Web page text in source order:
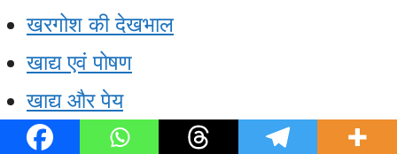
खरगोश की देखभाल
खाद्य एवं पोषण
खाद्य और पेय
खाद्य और पोषण